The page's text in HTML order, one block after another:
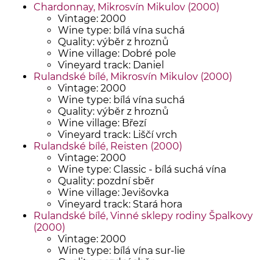
Chardonnay, Mikrosvín Mikulov (2000)
Vintage: 2000
Wine type: bílá vína suchá
Quality: výběr z hroznů
Wine village: Dobré pole
Vineyard track: Daniel
Rulandské bílé, Mikrosvín Mikulov (2000)
Vintage: 2000
Wine type: bílá vína suchá
Quality: výběr z hroznů
Wine village: Březí
Vineyard track: Liščí vrch
Rulandské bílé, Reisten (2000)
Vintage: 2000
Wine type: Classic - bílá suchá vína
Quality: pozdní sběr
Wine village: Jevišovka
Vineyard track: Stará hora
Rulandské bílé, Vinné sklepy rodiny Špalkovy
(2000)
Vintage: 2000
Wine type: bílá vína sur-lie